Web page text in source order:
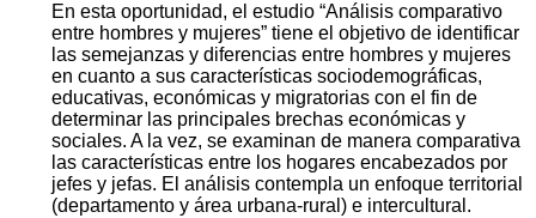
En esta oportunidad, el estudio “Análisis comparativo
entre hombres y mujeres” tiene el objetivo de identificar
las semejanzas y diferencias entre hombres y mujeres
en cuanto a sus características sociodemográficas,
educativas, económicas y migratorias con el fin de
determinar las principales brechas económicas y
sociales. A la vez, se examinan de manera comparativa
las características entre los hogares encabezados por
jefes y jefas. El análisis contempla un enfoque territorial
(departamento y área urbana-rural) e intercultural.